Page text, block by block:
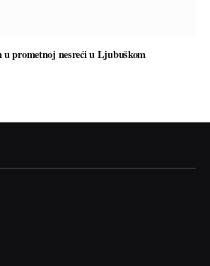
u prometnoj nesreći u Ljubuškom